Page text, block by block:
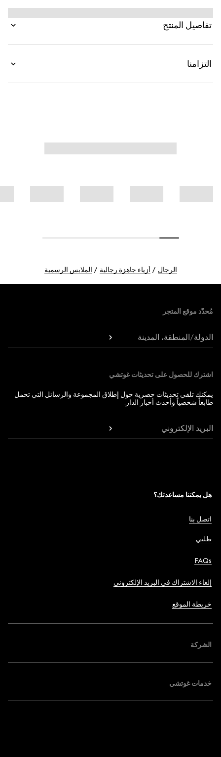
يتميّز هذا القميص المصنوع من قطن بوبلين باللون الأبيض
بتطريز لشعار G المزدوج.
تفاصيل المنتج
التزامنا
الرجال أزياء جاهزة رجالية الملابس الرسمية
مُحدّد موقع المتجر
الدولة/المنطقة، المدينة
اشترك للحصول على تحديثات غوتشي
يمكنك تلقي تحديثات حصرية حول إطلاق المجموعة والرسائل التي تحمل
طابعاً شخصياً وأحدث أخبار الدار.
البريد الإلكتروني
هل يمكننا مساعدتك؟
اتصل بنا
طلبي
FAQs
إلغاء الاشتراك في البريد الإلكتروني
خريطة الموقع
الشركة
خدمات غوتشي